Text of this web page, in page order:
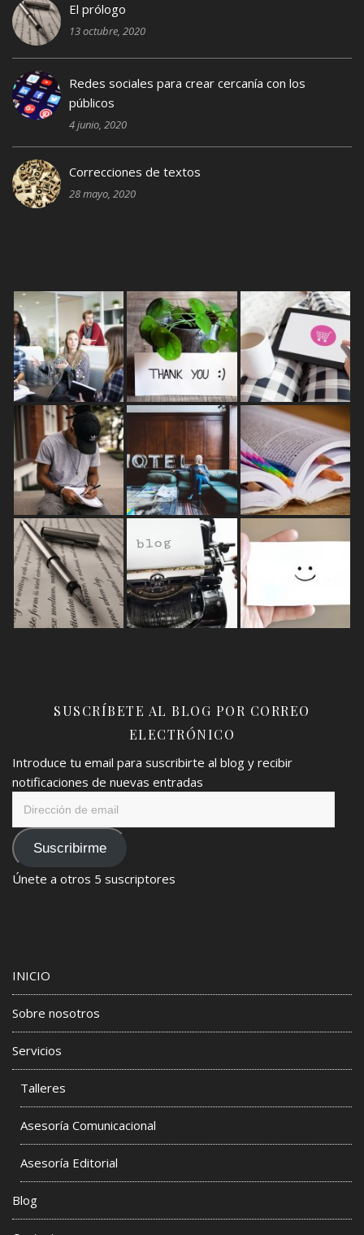
El prólogo
13 octubre, 2020
Redes sociales para crear cercanía con los
públicos
4 junio, 2020
Correcciones de textos
28 mayo, 2020
SUSCRÍBETE AL BLOG POR CORREO
ELECTRÓNICO
Introduce tu email para suscribirte al blog y recibir
notificaciones de nuevas entradas
emailSuscribirme
Únete a otros 5 suscriptores
INICIO
Sobre nosotros
Servicios
Talleres
Asesoría Comunicacional
Asesoría Editorial
Blog